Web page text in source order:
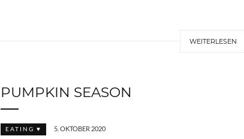
WEITERLESEN
PUMPKIN SEASON
EATING ♥ 5. OKTOBER 2020